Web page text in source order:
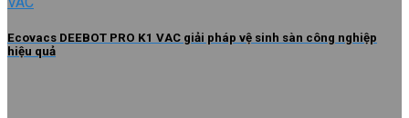
Ecovacs DEEBOT PRO K1 VAC giải pháp vệ sinh sàn công nghiệp
hiệu quả